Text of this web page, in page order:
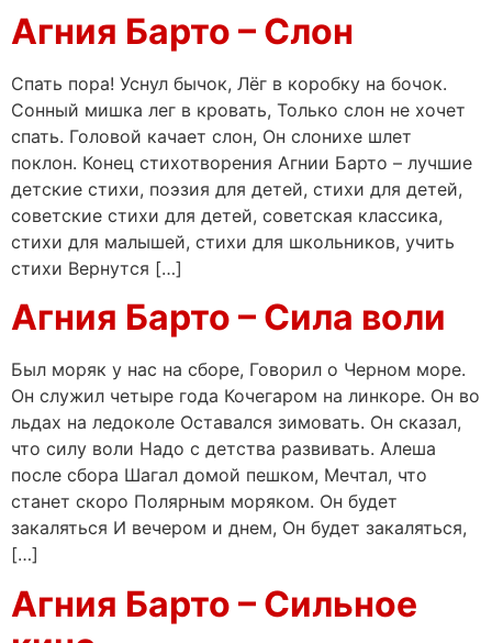
Агния Барто – Слон
Спать пора! Уснул бычок, Лёг в коробку на бочок.
Сонный мишка лег в кровать, Только слон не хочет
спать. Головой качает слон, Он слонихе шлет
поклон. Конец стихотворения Агнии Барто – лучшие
детские стихи, поэзия для детей, стихи для детей,
советские стихи для детей, советская классика,
стихи для малышей, стихи для школьников, учить
стихи Вернутся […]
Агния Барто – Сила воли
Был моряк у нас на сборе, Говорил о Черном море.
Он служил четыре года Кочегаром на линкоре. Он во
льдах на ледоколе Оставался зимовать. Он сказал,
что силу воли Надо с детства развивать. Алеша
после сбора Шагал домой пешком, Мечтал, что
станет скоро Полярным моряком. Он будет
закаляться И вечером и днем, Он будет закаляться,
[…]
Агния Барто – Сильное